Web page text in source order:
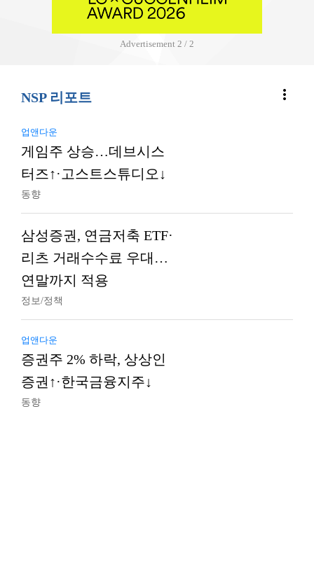
Advertisement 2 / 2
NSP 리포트 more_vert
업앤다운
게임주 상승…데브시스
터즈↑·고스트스튜디오↓
동향
삼성증권, 연금저축 ETF·
리츠 거래수수료 우대…
연말까지 적용
정보/정책
업앤다운
증권주 2% 하락, 상상인
증권↑·한국금융지주↓
동향